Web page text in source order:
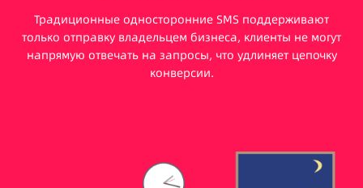
Традиционные односторонние SMS поддерживают
только отправку владельцем бизнеса, клиенты не могут
напрямую отвечать на запросы, что удлиняет цепочку
конверсии.